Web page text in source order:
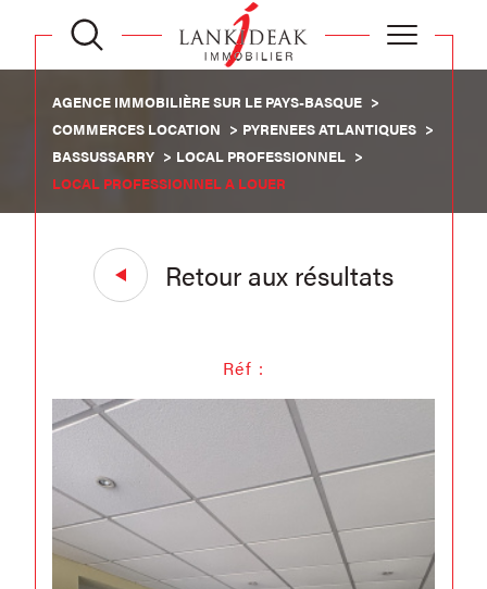
AGENCE IMMOBILIÈRE SUR LE PAYS-BASQUE
COMMERCES LOCATION
PYRENEES ATLANTIQUES
BASSUSSARRY
LOCAL PROFESSIONNEL
LOCAL PROFESSIONNEL A LOUER
Retour aux résultats
Réf :